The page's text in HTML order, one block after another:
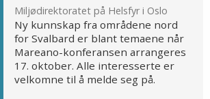
Miljødirektoratet på Helsfyr i Oslo
Ny kunnskap fra områdene nord
for Svalbard er blant temaene når
Mareano-konferansen arrangeres
17. oktober. Alle interesserte er
velkomne til å melde seg på.